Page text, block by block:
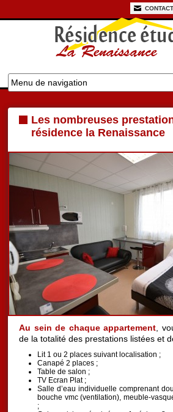
CONTACT
Les nombreuses
résidence la Renaissance
Au sein de chaque appartement ,
de la totalité des prestations listées et
Lit 1 ou 2 places suivant localisation ;
Canapé 2 places ;
Table de salon ;
TV Ecran Plat ;
Salle d’eau individuelle comprenant
bouche vmc (ventilation), meuble-
;